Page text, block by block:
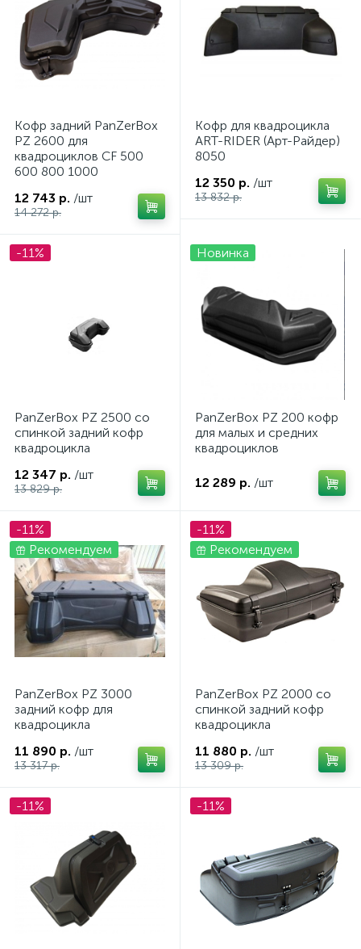
Кофр задний PanZerBox
PZ 2600 для
квадроциклов CF 500
600 800 1000
12 743 р. /шт
14 272 р.
Кофр для квадроцикла
ART-RIDER (Арт-Райдер)
8050
12 350 р. /шт
13 832 р.
-11%
PanZerBox PZ 2500 со
спинкой задний кофр
квадроцикла
12 347 р. /шт
13 829 р.
Новинка
PanZerBox PZ 200 кофр
для малых и средних
квадроциклов
12 289 р. /шт
-11%
Рекомендуем
PanZerBox PZ 3000
задний кофр для
квадроцикла
11 890 р. /шт
13 317 р.
-11%
Рекомендуем
PanZerBox PZ 2000 со
спинкой задний кофр
квадроцикла
11 880 р. /шт
13 309 р.
-11% -11%